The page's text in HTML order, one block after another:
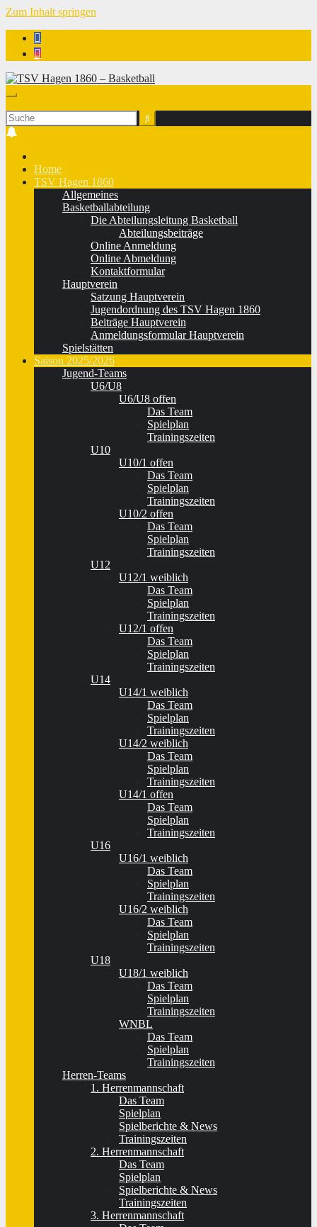
Zum Inhalt springen
Home
TSV Hagen 1860
Allgemeines
Basketballabteilung
Die Abteilungsleitung Basketball
Abteilungsbeiträge
Online Anmeldung
Online Abmeldung
Kontaktformular
Hauptverein
Satzung Hauptverein
Jugendordnung des TSV Hagen 1860
Beiträge Hauptverein
Anmeldungsformular Hauptverein
Spielstätten
Saison 2025/2026
Jugend-Teams
U6/U8
U6/U8 offen
Das Team
Spielplan
Trainingszeiten
U10
U10/1 offen
Das Team
Spielplan
Trainingszeiten
U10/2 offen
Das Team
Spielplan
Trainingszeiten
U12
U12/1 weiblich
Das Team
Spielplan
Trainingszeiten
U12/1 offen
Das Team
Spielplan
Trainingszeiten
U14
U14/1 weiblich
Das Team
Spielplan
Trainingszeiten
U14/2 weiblich
Das Team
Spielplan
Trainingszeiten
U14/1 offen
Das Team
Spielplan
Trainingszeiten
U16
U16/1 weiblich
Das Team
Spielplan
Trainingszeiten
U16/2 weiblich
Das Team
Spielplan
Trainingszeiten
U18
U18/1 weiblich
Das Team
Spielplan
Trainingszeiten
WNBL
Das Team
Spielplan
Trainingszeiten
Herren-Teams
1. Herrenmannschaft
Das Team
Spielplan
Spielberichte & News
Trainingszeiten
2. Herrenmannschaft
Das Team
Spielplan
Spielberichte & News
Trainingszeiten
3. Herrenmannschaft